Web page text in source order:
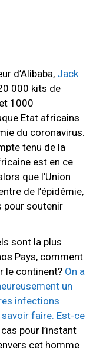
d’Alibaba, Jack
000 kits de
1000
Etat africains
du coronavirus.
tenu de la
est en ce
que l’Union
de l’épidémie,
pour soutenir
sont la plus
Pays, comment
le continent? On a
un
infections
faire. Est-ce
pour l’instant
cet homme